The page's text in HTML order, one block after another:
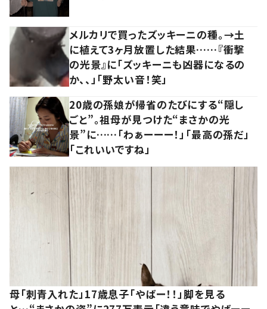
メルカリで買ったズッキーニの種。→土
に植えて3ヶ月放置した結果……『衝撃
の光景』に「ズッキーニも凶器になるの
か、、」「野太い音！笑」
20歳の孫娘が帰省のたびにする“隠し
ごと”。祖母が見つけた“まさかの光
景”に……「わぁーーー！」「最高の孫だ」
「これいいですね」
母「刺青入れた」17歳息子「やばー！！」脚を見る